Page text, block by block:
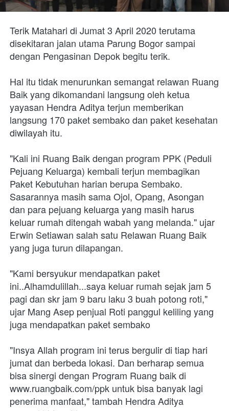
Terik Matahari di Jumat 3 April 2020 terutama
disekitaran jalan utama Parung Bogor sampai
dengan Pengasinan Depok begitu terik.
Hal itu tidak menurunkan semangat relawan Ruang
Baik yang dikomandani langsung oleh ketua
yayasan Hendra Aditya terjun memberikan
langsung 170 paket sembako dan paket kesehatan
diwilayah itu.
"Kali ini Ruang Baik dengan program PPK (Peduli
Pejuang Keluarga) kembali terjun membagikan
Paket Kebutuhan harian berupa Sembako.
Sasarannya masih sama Ojol, Opang, Asongan
dan para pejuang keluarga yang masih harus
keluar rumah ditengah wabah yang melanda." ujar
Erwin Setiawan salah satu Relawan Ruang Baik
yang juga turun dilapangan.
"Kami bersyukur mendapatkan paket
ini..Alhamdulillah...saya keluar rumah sejak jam 5
pagi dan skr jam 9 baru laku 3 buah potong roti,"
ujar Mang Asep penjual Roti panggul keliling yang
juga mendapatkan paket sembako
"Insya Allah program ini terus bergulir di tiap hari
jumat dan berbeda lokasi. Dan berharap semua
bisa sinergi dengan Program Ruang baik di
www.ruangbaik.com/ppk untuk bisa banyak lagi
penerima manfaat," tambah Hendra Aditya